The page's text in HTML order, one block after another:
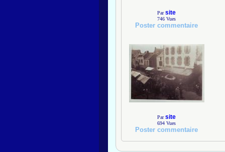
Parsite
746 Vues
Poster commentaire
Parsite
694 Vues
Poster commentaire